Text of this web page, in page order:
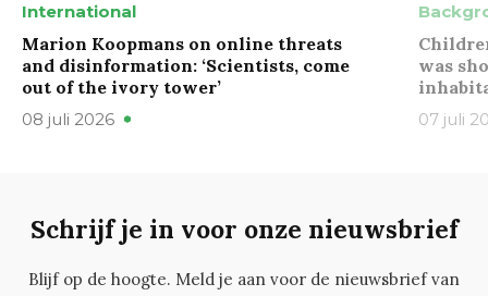
International
Marion Koopmans on online threats
and disinformation: ‘Scientists, come
out of the ivory tower’
08 juli 2026
was
07 juli
Schrijf je in voor onze nieuwsbrief
Blijf op de hoogte. Meld je aan voor de nieuwsbrief van